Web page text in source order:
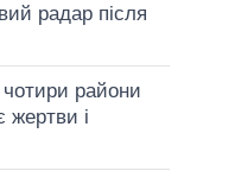
радар після
райони
жертви і